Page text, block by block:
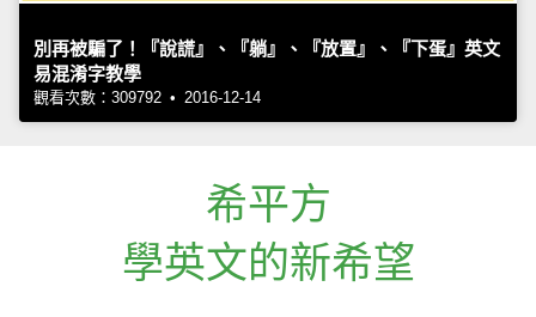
別再被騙了！『說謊』、『躺』、『放置』、『下蛋』英文
易混淆字教學
觀看次數：309792 • 2016-12-14
希平方
學英文的新希望